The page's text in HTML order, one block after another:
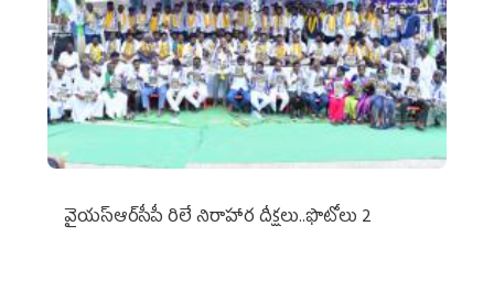
వైయ‌స్ఆర్‌సీపీ రిలే నిరాహార దీక్షలు..ఫొటోలు 2